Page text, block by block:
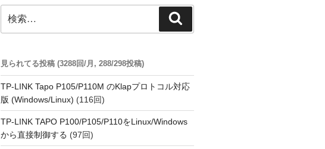
索:
索
見られてる投稿 (3288回/月, 288/298投稿)
TP-LINK Tapo P105/P110M のKlapプロトコル対応
版 (Windows/Linux) (116回)
TP-LINK TAPO P100/P105/P110をLinux/Windows
から直接制御する (97回)